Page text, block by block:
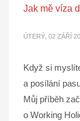
Jak mě víza
ÚTERÝ, 02 ZÁŘÍ
Když si
a posílání
Můj příběh
o Working